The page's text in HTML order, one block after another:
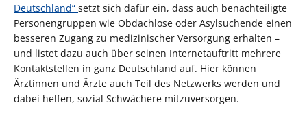
Deutschland“ setzt sich dafür ein, dass auch benachteiligte
Personengruppen wie Obdachlose oder Asylsuchende einen
besseren Zugang zu medizinischer Versorgung erhalten –
und listet dazu auch über seinen Internetauftritt mehrere
Kontaktstellen in ganz Deutschland auf. Hier können
Ärztinnen und Ärzte auch Teil des Netzwerks werden und
dabei helfen, sozial Schwächere mitzuversorgen.